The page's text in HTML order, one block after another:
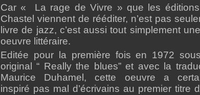
Car « La rage de Vivre » que les
Chastel viennent de rééditer, n’est pas
livre de jazz, c’est aussi tout simplement
oeuvre littéraire.
Editée pour la première fois en 1972
original “ Really the blues” et avec la
Maurice Duhamel, cette oeuvre a
inspiré pas mal d’écrivains au premier titre